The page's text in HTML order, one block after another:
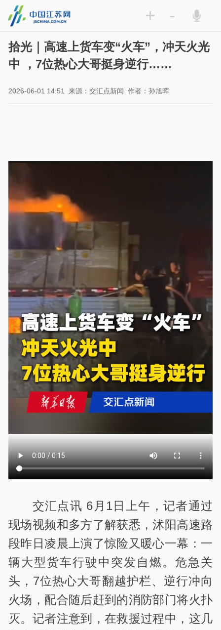
+ -
拾光｜高速上货车变“火车”，冲天火光
中 ，7位热心大哥挺身逆行……
2026-06-01 14:51 来源：交汇点新闻 作者：孙旭晖
交汇点讯 6月1日上午，记者通过
现场视频和多方了解获悉，沭阳高速路
段昨日凌晨上演了惊险又暖心一幕：一
辆大型货车行驶中突发自燃。危急关
头，7位热心大哥翻越护栏、逆行冲向
火场，配合随后赶到的消防部门将火扑
灭。记者注意到，在救援过程中，这几